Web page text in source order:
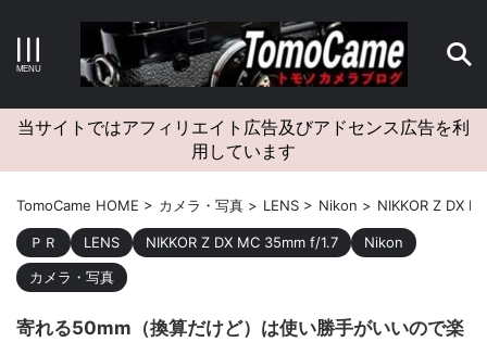
キーワードで検索する
カテゴリー
アーカイブ
当サイトではアフィリエイト広告及びアドセンス広告を利
用しています
TomoCame HOME > カメラ・写真 > LENS > Nikon > NIKKOR Z DX
ＰＲ LENS NIKKOR Z DX MC 35mm f/1.7
Nikon
カメラ・写真
寄れる50mm（換算だけど）は使い勝手がいいので楽